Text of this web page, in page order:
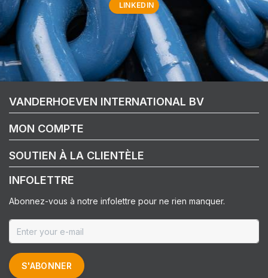
LINKEDIN
VANDERHOEVEN INTERNATIONAL BV
MON COMPTE
SOUTIEN À LA CLIENTÈLE
INFOLETTRE
Abonnez-vous à notre infolettre pour ne rien manquer.
S'ABONNER